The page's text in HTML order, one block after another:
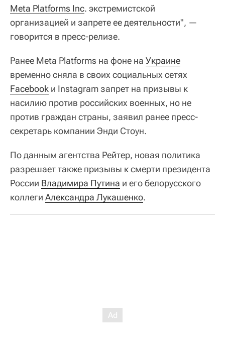
Meta Platforms Inc. экстремистской
организацией и запрете ее деятельности", —
говорится в пресс-релизе.
Ранее Meta Platforms на фоне на Украине
временно сняла в своих социальных сетях
Facebook и Instagram запрет на призывы к
насилию против российских военных, но не
против граждан страны, заявил ранее пресс-
секретарь компании Энди Стоун.
По данным агентства Рейтер, новая политика
разрешает также призывы к смерти президента
России Владимира Путина и его белорусского
коллеги Александра Лукашенко.